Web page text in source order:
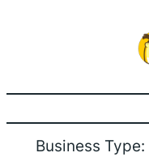
Business Type: